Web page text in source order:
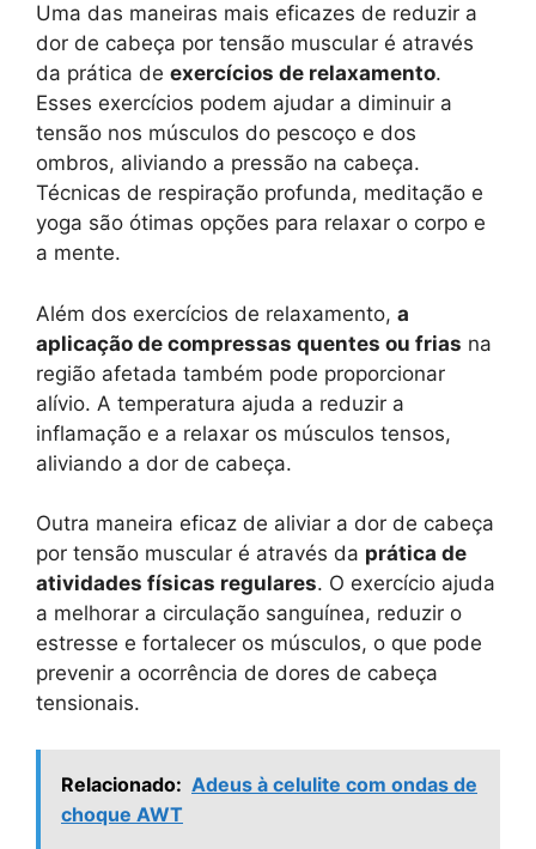
Uma das maneiras mais eficazes de reduzir a
dor de cabeça por tensão muscular é através
da prática de exercícios de relaxamento.
Esses exercícios podem ajudar a diminuir a
tensão nos músculos do pescoço e dos
ombros, aliviando a pressão na cabeça.
Técnicas de respiração profunda, meditação e
yoga são ótimas opções para relaxar o corpo e
a mente.
Além dos exercícios de relaxamento, a
aplicação de compressas quentes ou frias na
região afetada também pode proporcionar
alívio. A temperatura ajuda a reduzir a
inflamação e a relaxar os músculos tensos,
aliviando a dor de cabeça.
Outra maneira eficaz de aliviar a dor de cabeça
por tensão muscular é através da prática de
atividades físicas regulares. O exercício ajuda
a melhorar a circulação sanguínea, reduzir o
estresse e fortalecer os músculos, o que pode
prevenir a ocorrência de dores de cabeça
tensionais.
Relacionado: Adeus à celulite com ondas de
choque AWT